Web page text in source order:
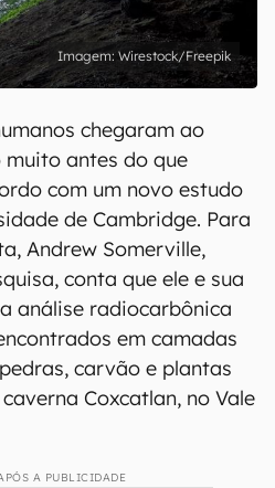
Wirestock/Freepik
chegaram ao
antes do que
com um novo estudo
de Cambridge. Para
Andrew Somerville,
conta que ele e sua
análise radiocarbônica
em camadas
carvão e plantas
Coxcatlan, no Vale
A PUBLICIDADE